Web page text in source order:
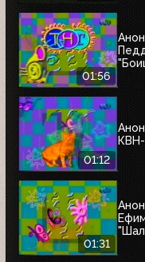
01:56
01:12
КВН-
01:31